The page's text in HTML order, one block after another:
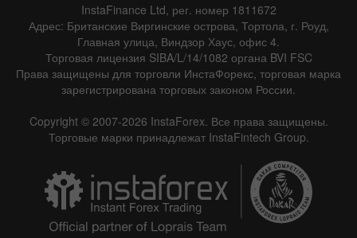
InstaFinance Ltd, рег. номер 1811672
Адрес: Британские Виргинские острова, Тортола, г. Роуд,
Главная улица, Виндзор Хаус, офис 4.
Торговая лицензия SIBA/L/14/1082 органа BVI FSC
Права защищены для торговли ИнстаФорекс, торговая марка
зарегистрирована торговых законом России.
Copyright © 2007-2026 InstaForex. Все права защищены.
Торговые марки принадлежат InstaFintech Group.